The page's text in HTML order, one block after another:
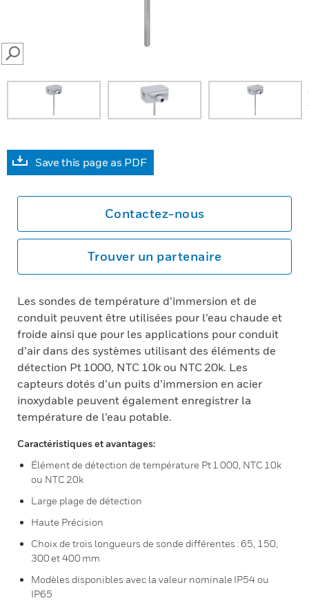
SEARCH
Save this page as PDF
Contactez-nous
Trouver un partenaire
Les sondes de température d’immersion et de
conduit peuvent être utilisées pour l’eau chaude et
froide ainsi que pour les applications pour conduit
d’air dans des systèmes utilisant des éléments de
détection Pt 1000, NTC 10k ou NTC 20k. Les
capteurs dotés d’un puits d’immersion en acier
inoxydable peuvent également enregistrer la
température de l’eau potable.
Caractéristiques et avantages:
Élément de détection de température Pt 1 000, NTC 10k
ou NTC 20k
Large plage de détection
Haute Précision
Choix de trois longueurs de sonde différentes : 65, 150,
300 et 400 mm
Modèles disponibles avec la valeur nominale IP54 ou
IP65